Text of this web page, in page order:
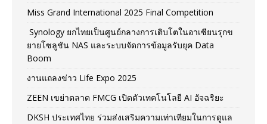
Miss Grand International 2025 Final Competition
Synology ยกไทยเป็นศูนย์กลางการเติบโตในอาเซียนรุกข
ยายโซลูชัน NAS และระบบจัดการข้อมูลรับยุค Data
Boom
งานแถลงข่าว Life Expo 2025
ZEEN เขย่าตลาด FMCG เปิดตัวเทคโนโลยี AI อัจฉริยะ
DKSH ประเทศไทย ร่วมส่งเสริมความเท่าเทียมในการดูแล